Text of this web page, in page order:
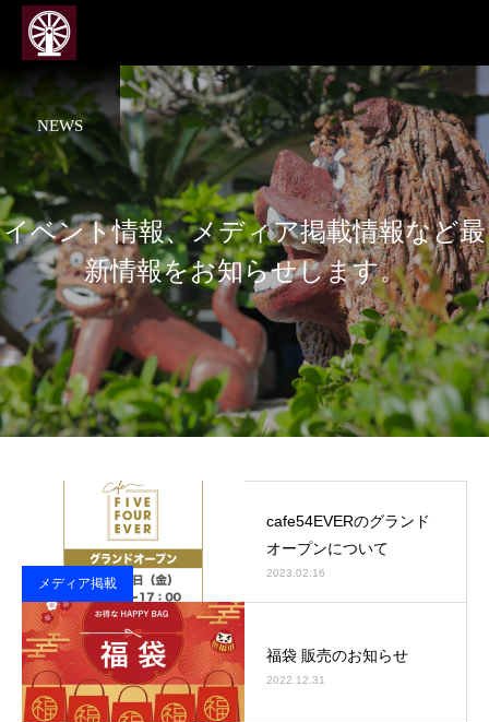
NEWS
イベント情報、メディア掲載情報など最
新情報をお知らせします。
メディア掲載
cafe54EVERのグランド
オープンについて
2023.02.16
福袋 販売のお知らせ
2022.12.31